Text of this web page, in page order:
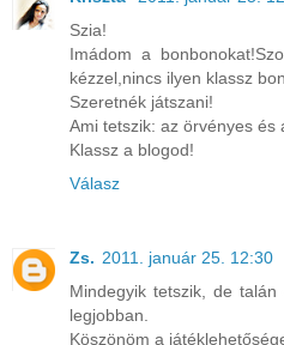
Szia!
Imádom a
kézzel,nincs ilyen klassz
Szeretnék játszani!
Ami tetszik: az örvényes és
Klassz a blogod!
Válasz
Zs. 2011. január 25. 12:30
Mindegyik tetszik, de
legjobban.
Köszönöm a